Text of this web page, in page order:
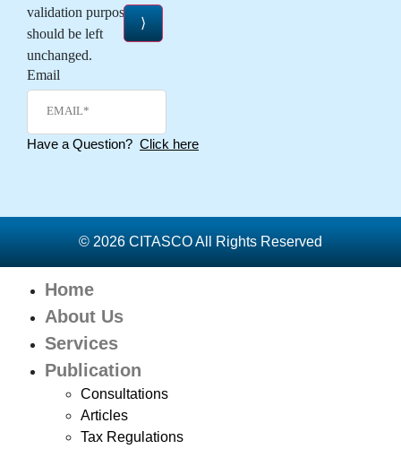
validation purposes and
should be left
unchanged.
Email
Have a Question? Click here
© 2026 CITASCO All Rights Reserved
Home
About Us
Services
Publication
Consultations
Articles
Tax Regulations